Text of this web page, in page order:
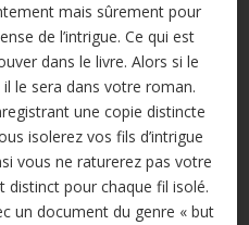
mais sûrement pour
de l’intrigue. Ce qui est
dans le livre. Alors si le
le sera dans votre roman.
une copie distincte
isolerez vos fils d’intrigue
vous ne raturerez pas votre
distinct pour chaque fil isolé.
un document du genre « but